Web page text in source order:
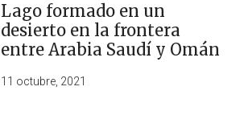
Lago formado en un
desierto en la frontera
entre Arabia Saudí y Omán
11 octubre, 2021